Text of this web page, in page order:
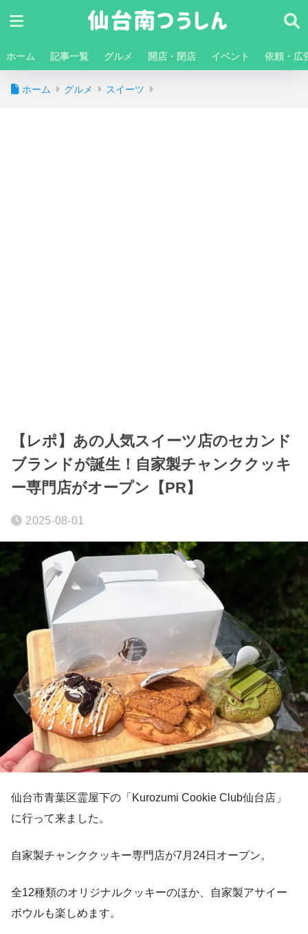
ホーム 記事一覧 グルメ 開店・閉店 イベント 依頼・広
ホーム グルメ スイーツ
【レポ】あの人気スイーツ店のセカンド
ブランドが誕生！自家製チャンククッキ
ー専門店がオープン【PR】
2025-08-01
仙台市青葉区霊屋下の「Kurozumi Cookie Club仙台店」
に行って来ました。
自家製チャンククッキー専門店が7月24日オープン。
全12種類のオリジナルクッキーのほか、自家製アサイー
ボウルも楽しめます。